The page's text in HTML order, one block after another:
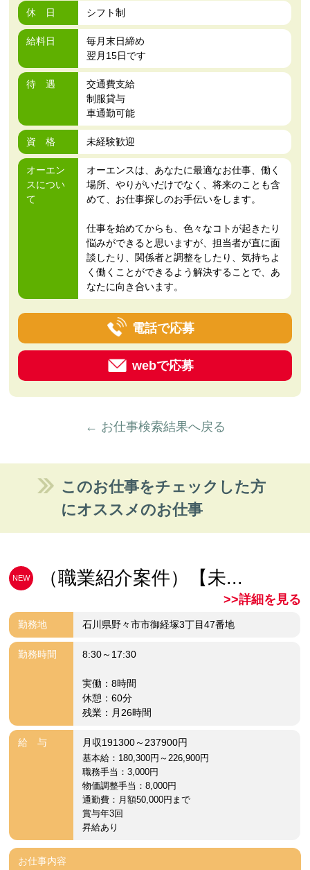
休 日 シフト制
給料日
毎月末日締め
翌月15日です
待 遇
交通費支給
制服貸与
車通勤可能
資 格 未経験歓迎
オーエン
スについ
て
オーエンスは、あなたに最適なお仕事、働く
場所、やりがいだけでなく、将来のことも含
めて、お仕事探しのお手伝いをします。
仕事を始めてからも、色々なコトが起きたり
悩みができると思いますが、担当者が直に面
談したり、関係者と調整をしたり、気持ちよ
く働くことができるよう解決することで、あ
なたに向き合います。
電話で応募
webで応募
← お仕事検索結果へ戻る
このお仕事をチェックした方
にオススメのお仕事
NEW （職業紹介案件）【未...
>>詳細を見る
勤務地 石川県野々市市御経塚3丁目47番地
勤務時間 8:30～17:30
実働：8時間
休憩：60分
残業：月26時間
給 与 月収191300～237900円
基本給：180,300円～226,900円
職務手当：3,000円
物価調整手当：8,000円
通勤費：月額50,000円まで
賞与年3回
昇給あり
お仕事内容